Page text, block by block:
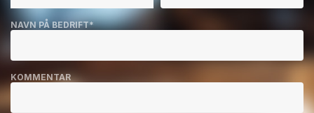
NAVN PÅ BEDRIFT*
KOMMENTAR